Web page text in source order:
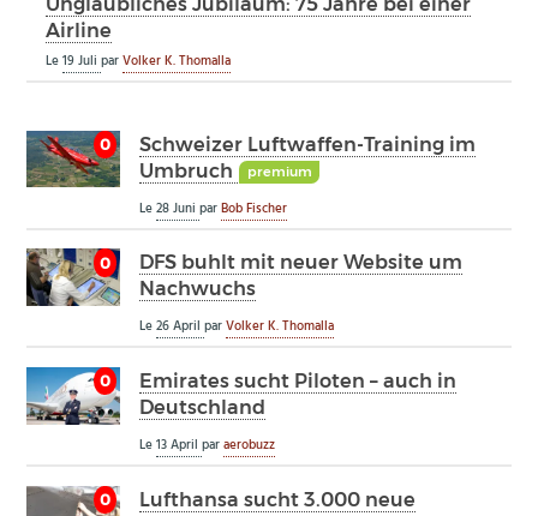
Airline
Le19 JuliparVolker K. Thomalla
0
Schweizer Luftwaffen-Training im
Umbruch
premium
Le28 Juni parBob Fischer
0
DFS buhlt mit neuer Website um
Nachwuchs
Le26 April parVolker K. Thomalla
0
Emirates sucht Piloten – auch in
Deutschland
Le13 April paraerobuzz
0
Lufthansa sucht 3.000 neue